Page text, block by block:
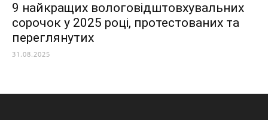
9 найкращих вологовідштовхувальних
сорочок у 2025 році, протестованих та
переглянутих
31.08.2025